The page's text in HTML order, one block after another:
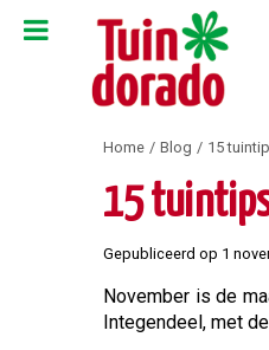
naar
Home Blog 15
15
Gepubliceerd op 1
November is de
Integendeel, met